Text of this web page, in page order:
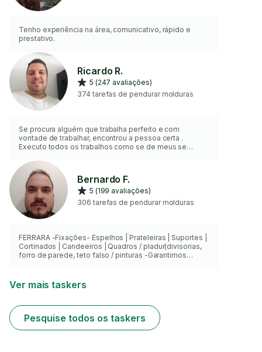
Tenho experiência na área, comunicativo, rápido e
prestativo.
Ricardo R.
5 (247 avaliações)
374 tarefas de pendurar molduras
Se procura alguém que trabalha perfeito e com
vontade de trabalhar, encontrou a pessoa certa .
Executo todos os trabalhos como se de meus se
Bernardo F.
5 (199 avaliações)
306 tarefas de pendurar molduras
FERRARA -Fixações- Espelhos | Prateleiras | Suportes |
Cortinados | Candeeiros | Quadros / pladur(divisorias,
forro de parede, teto falso / pinturas -Garantimos
Ver mais taskers
Pesquise todos os taskers